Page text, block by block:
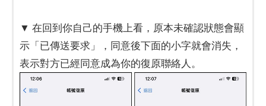
▼ 在回到你自己的手機上看，原本未確認狀態會顯
示「已傳送要求」，同意後下面的小字就會消失，
表示對方已經同意成為你的復原聯絡人。